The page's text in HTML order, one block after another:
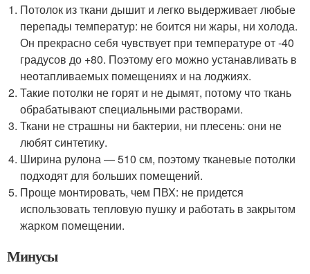
Потолок из ткани дышит и легко выдерживает любые
перепады температур: не боится ни жары, ни холода.
Он прекрасно себя чувствует при температуре от -40
градусов до +80. Поэтому его можно устанавливать в
неотапливаемых помещениях и на лоджиях.
Такие потолки не горят и не дымят, потому что ткань
обрабатывают специальными растворами.
Ткани не страшны ни бактерии, ни плесень: они не
любят синтетику.
Ширина рулона — 510 см, поэтому тканевые потолки
подходят для больших помещений.
Проще монтировать, чем ПВХ: не придется
использовать тепловую пушку и работать в закрытом
жарком помещении.
Минусы